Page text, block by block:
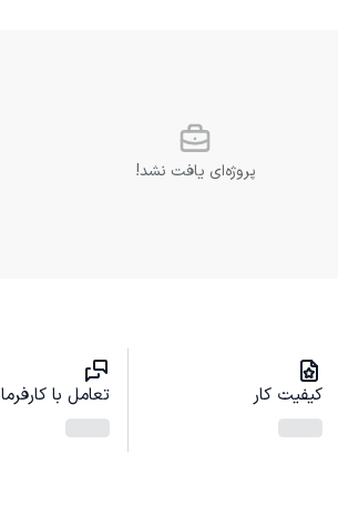
پروژه‌ای یافت نشد!
کیفیت کار تعامل با کارفرما